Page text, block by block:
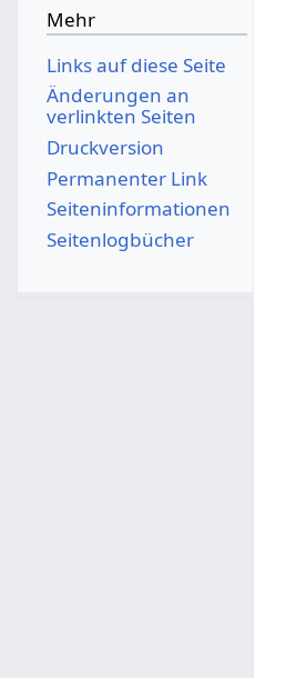
Mehr
Links auf diese Seite
Änderungen an
verlinkten Seiten
Druckversion
Permanenter Link
Seiten­­informationen
Seitenlogbücher